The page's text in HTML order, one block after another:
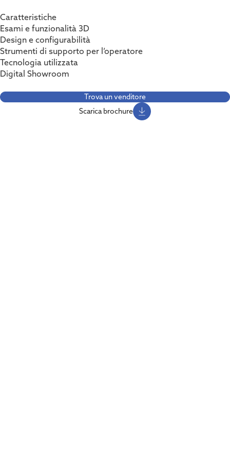
Caratteristiche
Esami e funzionalità 3D
Design e configurabilità
Strumenti di supporto per l’operatore
Tecnologia utilizzata
Digital Showroom
Trova un venditore
Scarica brochure